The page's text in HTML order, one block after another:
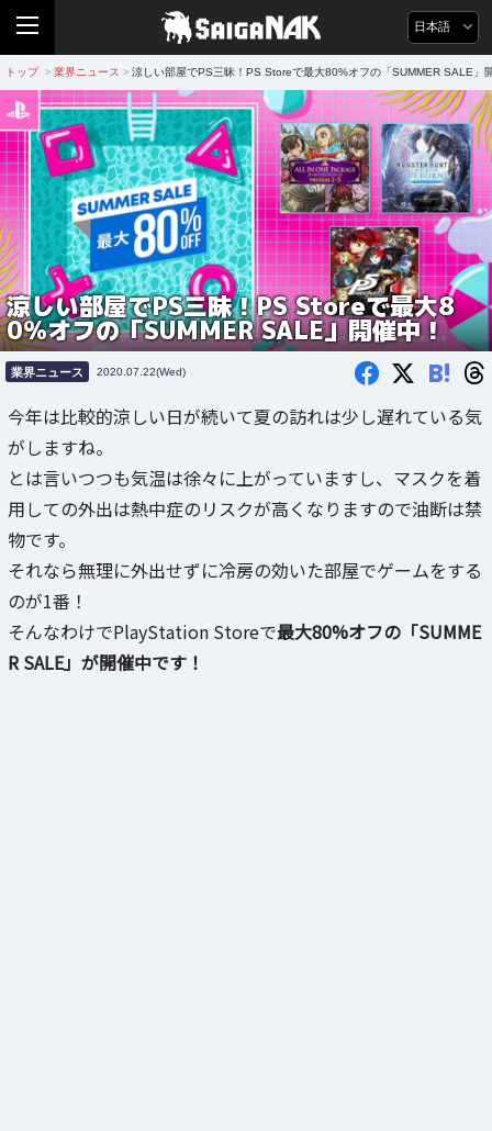
日本語
トップ > 業界ニュース > 涼しい部屋でPS三昧！PS Storeで最大80%オフの「SUMMER SALE」
涼しい部屋でPS三昧！PS Storeで最大8
0%オフの「SUMMER SALE」開催中！
業界ニュース 2020.07.22(Wed) B!
今年は比較的涼しい日が続いて夏の訪れは少し遅れている気
がしますね。
とは言いつつも気温は徐々に上がっていますし、マスクを着
用しての外出は熱中症のリスクが高くなりますので油断は禁
物です。
それなら無理に外出せずに冷房の効いた部屋でゲームをする
のが1番！
そんなわけでPlayStation Storeで最大80%オフの「SUMME
R SALE」が開催中です！